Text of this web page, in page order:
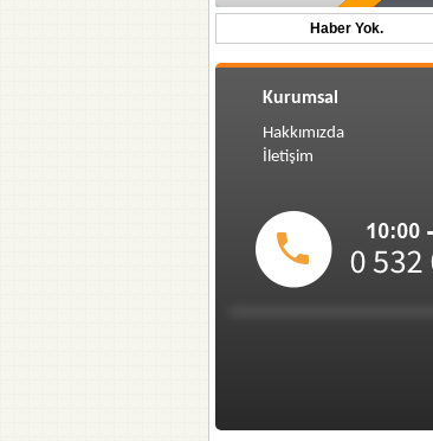
Haber Yok.
Kurumsal
Hakkımızda
İletişim